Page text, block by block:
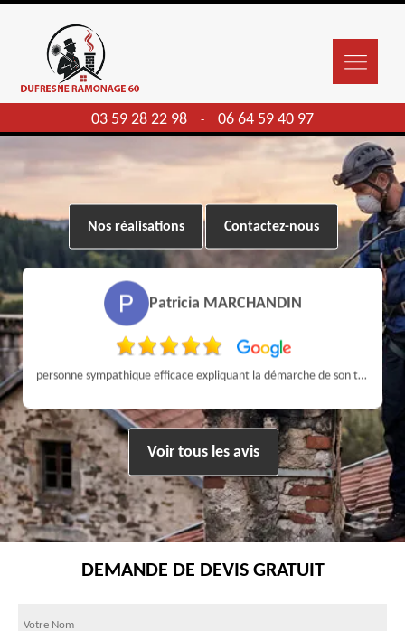
03 59 28 22 98 - 06 64 59 40 97
Nos réalisations Contactez-nous
Patricia MARCHANDIN
personne sympathique efficace expliquant la démarche de son travail pour un résultat de qualité . A recommander
Voir tous les avis
DEMANDE DE DEVIS GRATUIT